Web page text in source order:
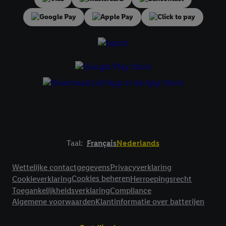
Taal: FrançaisNederlands
Wettelijke contactgegevensPrivacyverklaring
CookieverklaringCookies beherenHerroepingsrecht
ToegankelijkheidsverklaringCompliance
Algemene voorwaardenKlantinformatie over batterijen
impressum hier.